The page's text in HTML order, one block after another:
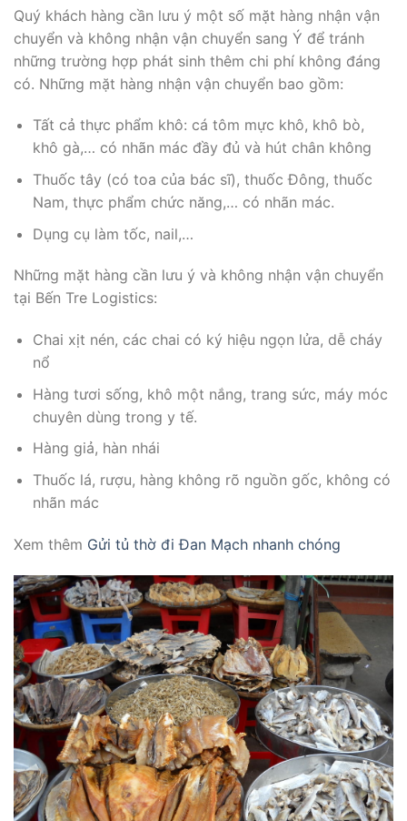
Quý khách hàng cần lưu ý một số mặt hàng nhận vận
chuyển và không nhận vận chuyển sang Ý để tránh
những trường hợp phát sinh thêm chi phí không đáng
có. Những mặt hàng nhận vận chuyển bao gồm:
Tất cả thực phẩm khô: cá tôm mực khô, khô bò,
khô gà,… có nhãn mác đầy đủ và hút chân không
Thuốc tây (có toa của bác sĩ), thuốc Đông, thuốc
Nam, thực phẩm chức năng,… có nhãn mác.
Dụng cụ làm tốc, nail,…
Những mặt hàng cần lưu ý và không nhận vận chuyển
tại Bến Tre Logistics:
Chai xịt nén, các chai có ký hiệu ngọn lửa, dễ cháy
nổ
Hàng tươi sống, khô một nắng, trang sức, máy móc
chuyên dùng trong y tế.
Hàng giả, hàn nhái
Thuốc lá, rượu, hàng không rõ nguồn gốc, không có
nhãn mác
Xem thêm Gửi tủ thờ đi Đan Mạch nhanh chóng